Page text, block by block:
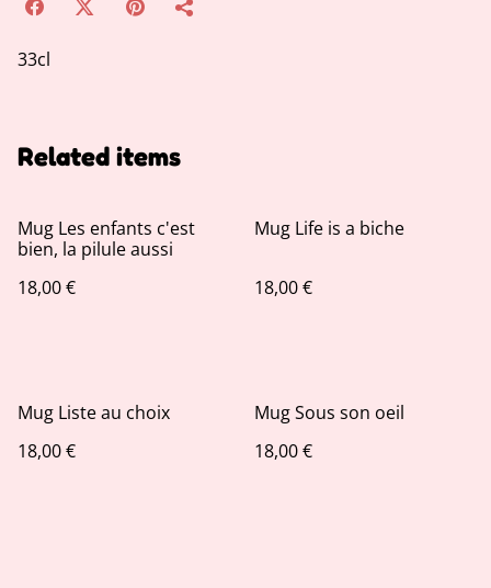
33cl
Related items
Mug Les enfants c'est
bien, la pilule aussi
18,00 €
Mug Life is a biche
18,00 €
Mug Liste au choix
18,00 €
Mug Sous son oeil
18,00 €